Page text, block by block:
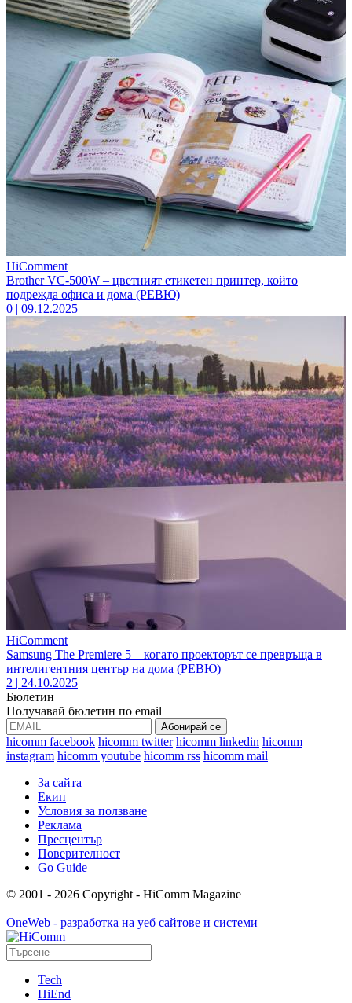
HiComment
Brother VC-500W – цветният етикетен принтер, който
подрежда офиса и дома (РЕВЮ)
0 | 09.12.2025
HiComment
Samsung The Premiere 5 – когато проекторът се превръща в
интелигентния център на дома (РЕВЮ)
2 | 24.10.2025
Бюлетин
Получавай бюлетин по email
hicomm facebook hicomm twitter hicomm linkedin hicomm
instagram hicomm youtube hicomm rss hicomm mail
За сайта
Екип
Условия за ползване
Реклама
Пресцентър
Поверителност
Go Guide
© 2001 - 2026 Copyright - HiComm Magazine
OneWeb - разработка на уеб сайтове и системи
Tech
HiEnd